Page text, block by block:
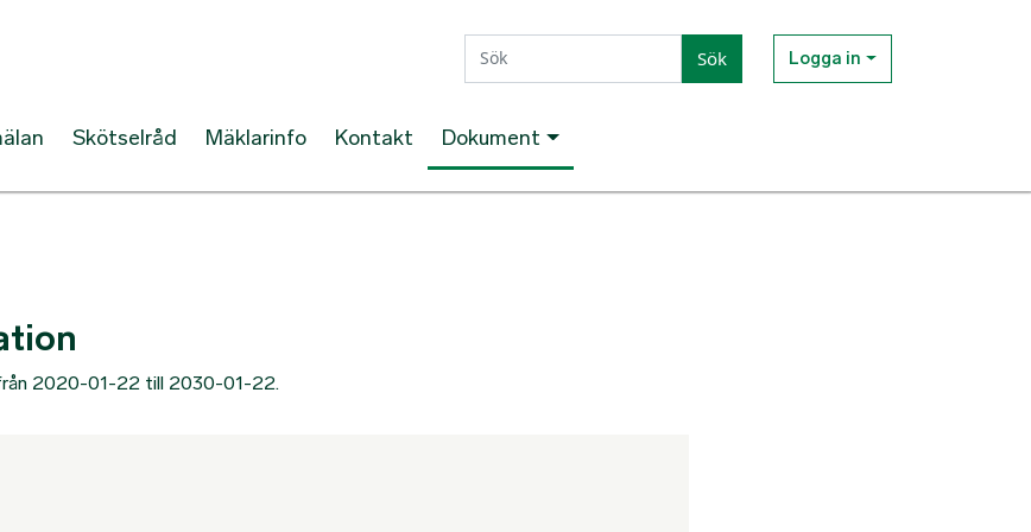
Sök Logga in
Skötselråd Mäklarinfo Kontakt Dokument
2020-01-22 till 2030-01-22.